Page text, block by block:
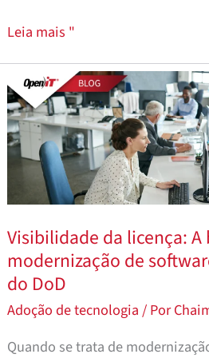
México
Leia mais "
Visibilidade da licença: A
modernização de
do DoD
Adoção de tecnologia / Por
Quando se trata de
Visibilidade
da
licença:
A
da
modernização
de
software
mais
inteligente
do